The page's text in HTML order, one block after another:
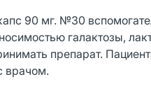
90 мг. №30
галактозы,
препарат.
врачом.